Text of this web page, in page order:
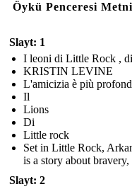
Öykü Penceresi Metni
Slayt: 1
I leoni di Little Rock ,
KRISTIN LEVINE
L'amicizia è più
Il
Lions
Di
Little rock
Set in Little Rock,
is a story about
Slayt: 2